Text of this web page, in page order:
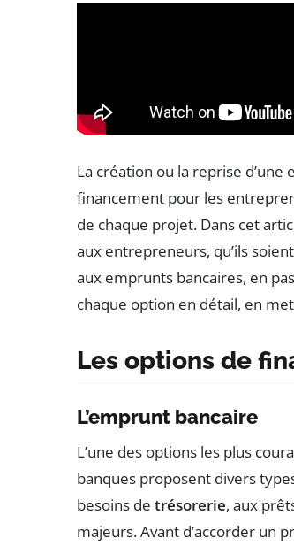
La création ou la reprise
financement pour les
de chaque projet. Dans cet
aux entrepreneurs, qu’ils
aux emprunts bancaires, en
chaque option en détail, en
Les options de
L’emprunt bancaire
L’une des options les plus
banques proposent divers
besoins de trésorerie, aux
majeurs. Avant d’accorder un